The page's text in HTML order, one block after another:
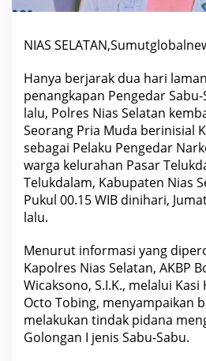
e
e
r
S
a
b
u
-
S
a
b
u
K
a
l
i
D
s
i
k
a
NIAS
Hanya berjarak dua hari
penangkapan Pengedar
lalu, Polres Nias Selatan
Seorang Pria Muda berinisial
sebagai Pelaku Pengedar
warga kelurahan Pasar
Telukdalam, Kabupaten Nias
Pukul 00.15 WIB dinihari,
lalu.
Menurut informasi yang
Kapolres Nias Selatan, AKBP
Wicaksono, S.I.K., melalui
Octo Tobing, menyampaikan
melakukan tindak pidana
Golongan I jenis Sabu-Sabu.